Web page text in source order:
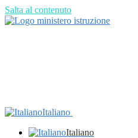
Salta al contenuto
Italiano
Italiano